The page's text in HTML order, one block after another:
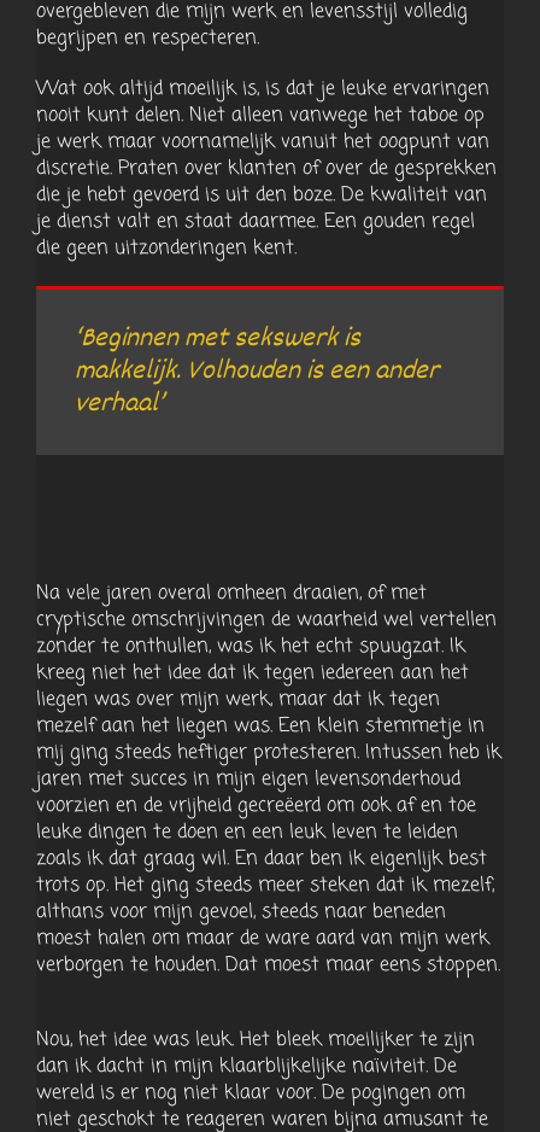
overgebleven die mijn werk en levensstijl volledig
begrijpen en respecteren.
Wat ook altijd moeilijk is, is dat je leuke ervaringen
nooit kunt delen. Niet alleen vanwege het taboe op
je werk maar voornamelijk vanuit het oogpunt van
discretie. Praten over klanten of over de gesprekken
die je hebt gevoerd is uit den boze. De kwaliteit van
je dienst valt en staat daarmee. Een gouden regel
die geen uitzonderingen kent.
‘Beginnen met sekswerk is
makkelijk. Volhouden is een ander
verhaal’
Na vele jaren overal omheen draaien, of met
cryptische omschrijvingen de waarheid wel vertellen
zonder te onthullen, was ik het echt spuugzat. Ik
kreeg niet het idee dat ik tegen iedereen aan het
liegen was over mijn werk, maar dat ik tegen
mezelf aan het liegen was. Een klein stemmetje in
mij ging steeds heftiger protesteren. Intussen heb ik
jaren met succes in mijn eigen levensonderhoud
voorzien en de vrijheid gecreëerd om ook af en toe
leuke dingen te doen en een leuk leven te leiden
zoals ik dat graag wil. En daar ben ik eigenlijk best
trots op. Het ging steeds meer steken dat ik mezelf,
althans voor mijn gevoel, steeds naar beneden
moest halen om maar de ware aard van mijn werk
verborgen te houden. Dat moest maar eens stoppen.
Nou, het idee was leuk. Het bleek moeilijker te zijn
dan ik dacht in mijn klaarblijkelijke naïviteit. De
wereld is er nog niet klaar voor. De pogingen om
niet geschokt te reageren waren bijna amusant te